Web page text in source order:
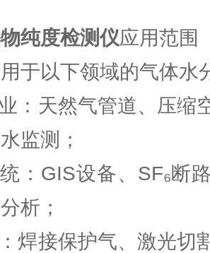
纯度检测仪应用范围
于以下领域的气体水
：天然气管道、压缩
监测；
：GIS设备、SF₆断
析；
焊接保护气、激光切